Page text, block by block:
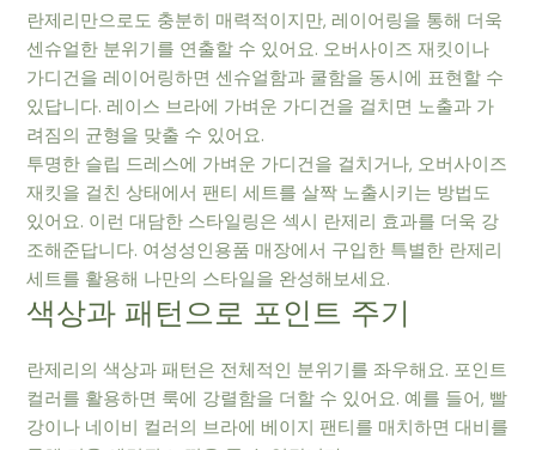
란제리만으로도 충분히 매력적이지만, 레이어링을 통해 더욱
센슈얼한 분위기를 연출할 수 있어요. 오버사이즈 재킷이나
가디건을 레이어링하면 센슈얼함과 쿨함을 동시에 표현할 수
있답니다. 레이스 브라에 가벼운 가디건을 걸치면 노출과 가
려짐의 균형을 맞출 수 있어요.
투명한 슬립 드레스에 가벼운 가디건을 걸치거나, 오버사이즈
재킷을 걸친 상태에서 팬티 세트를 살짝 노출시키는 방법도
있어요. 이런 대담한 스타일링은 섹시 란제리 효과를 더욱 강
조해준답니다. 여성성인용품 매장에서 구입한 특별한 란제리
세트를 활용해 나만의 스타일을 완성해보세요.
색상과 패턴으로 포인트 주기
란제리의 색상과 패턴은 전체적인 분위기를 좌우해요. 포인트
컬러를 활용하면 룩에 강렬함을 더할 수 있어요. 예를 들어, 빨
강이나 네이비 컬러의 브라에 베이지 팬티를 매치하면 대비를